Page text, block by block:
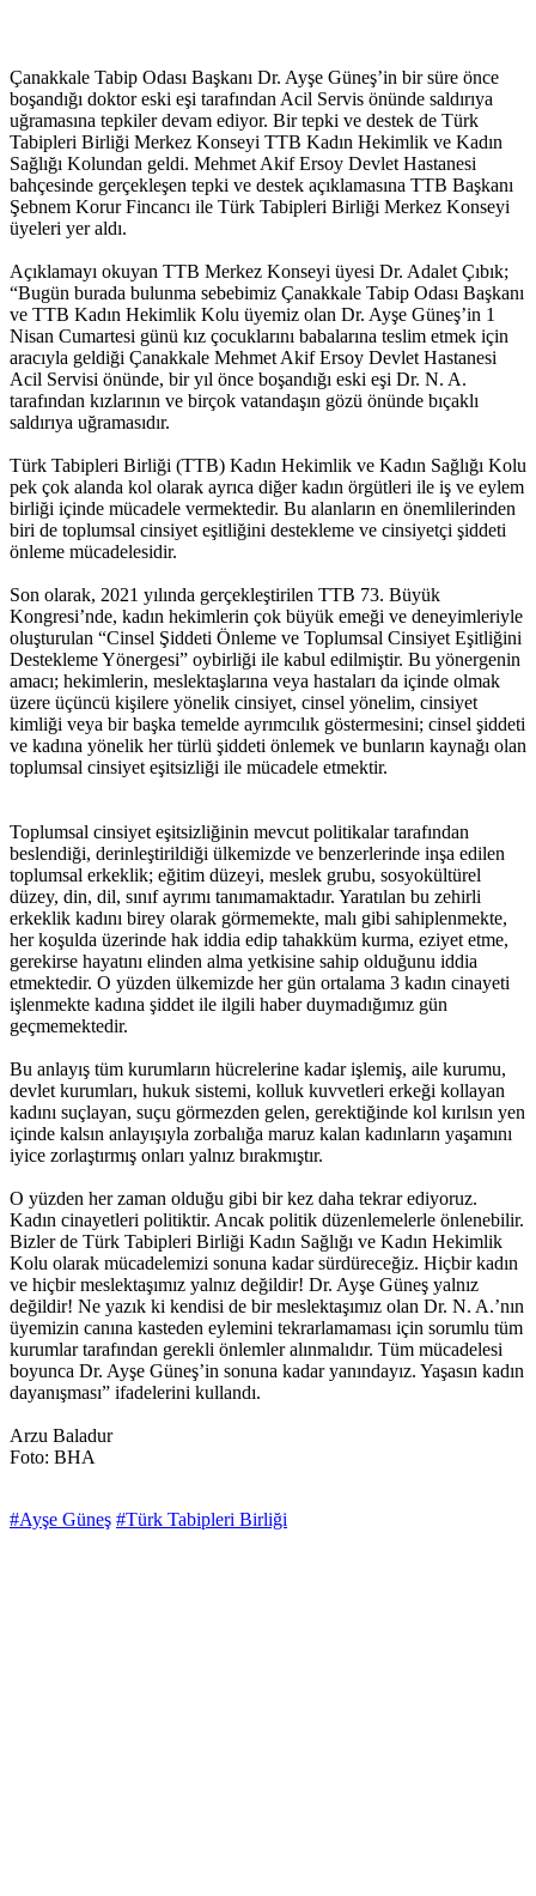
Çanakkale Tabip Odası Başkanı Dr. Ayşe Güneş’in bir süre önce
boşandığı doktor eski eşi tarafından Acil Servis önünde saldırıya
uğramasına tepkiler devam ediyor. Bir tepki ve destek de Türk
Tabipleri Birliği Merkez Konseyi TTB Kadın Hekimlik ve Kadın
Sağlığı Kolundan geldi. Mehmet Akif Ersoy Devlet Hastanesi
bahçesinde gerçekleşen tepki ve destek açıklamasına TTB Başkanı
Şebnem Korur Fincancı ile Türk Tabipleri Birliği Merkez Konseyi
üyeleri yer aldı.
Açıklamayı okuyan TTB Merkez Konseyi üyesi Dr. Adalet Çıbık;
“Bugün burada bulunma sebebimiz Çanakkale Tabip Odası Başkanı
ve TTB Kadın Hekimlik Kolu üyemiz olan Dr. Ayşe Güneş’in 1
Nisan Cumartesi günü kız çocuklarını babalarına teslim etmek için
aracıyla geldiği Çanakkale Mehmet Akif Ersoy Devlet Hastanesi
Acil Servisi önünde, bir yıl önce boşandığı eski eşi Dr. N. A.
tarafından kızlarının ve birçok vatandaşın gözü önünde bıçaklı
saldırıya uğramasıdır.
Türk Tabipleri Birliği (TTB) Kadın Hekimlik ve Kadın Sağlığı Kolu
pek çok alanda kol olarak ayrıca diğer kadın örgütleri ile iş ve eylem
birliği içinde mücadele vermektedir. Bu alanların en önemlilerinden
biri de toplumsal cinsiyet eşitliğini destekleme ve cinsiyetçi şiddeti
önleme mücadelesidir.
Son olarak, 2021 yılında gerçekleştirilen TTB 73. Büyük
Kongresi’nde, kadın hekimlerin çok büyük emeği ve deneyimleriyle
oluşturulan “Cinsel Şiddeti Önleme ve Toplumsal Cinsiyet Eşitliğini
Destekleme Yönergesi” oybirliği ile kabul edilmiştir. Bu yönergenin
amacı; hekimlerin, meslektaşlarına veya hastaları da içinde olmak
üzere üçüncü kişilere yönelik cinsiyet, cinsel yönelim, cinsiyet
kimliği veya bir başka temelde ayrımcılık göstermesini; cinsel şiddeti
ve kadına yönelik her türlü şiddeti önlemek ve bunların kaynağı olan
toplumsal cinsiyet eşitsizliği ile mücadele etmektir.
Toplumsal cinsiyet eşitsizliğinin mevcut politikalar tarafından
beslendiği, derinleştirildiği ülkemizde ve benzerlerinde inşa edilen
toplumsal erkeklik; eğitim düzeyi, meslek grubu, sosyokültürel
düzey, din, dil, sınıf ayrımı tanımamaktadır. Yaratılan bu zehirli
erkeklik kadını birey olarak görmemekte, malı gibi sahiplenmekte,
her koşulda üzerinde hak iddia edip tahakküm kurma, eziyet etme,
gerekirse hayatını elinden alma yetkisine sahip olduğunu iddia
etmektedir. O yüzden ülkemizde her gün ortalama 3 kadın cinayeti
işlenmekte kadına şiddet ile ilgili haber duymadığımız gün
geçmemektedir.
Bu anlayış tüm kurumların hücrelerine kadar işlemiş, aile kurumu,
devlet kurumları, hukuk sistemi, kolluk kuvvetleri erkeği kollayan
kadını suçlayan, suçu görmezden gelen, gerektiğinde kol kırılsın yen
içinde kalsın anlayışıyla zorbalığa maruz kalan kadınların yaşamını
iyice zorlaştırmış onları yalnız bırakmıştır.
O yüzden her zaman olduğu gibi bir kez daha tekrar ediyoruz.
Kadın cinayetleri politiktir. Ancak politik düzenlemelerle önlenebilir.
Bizler de Türk Tabipleri Birliği Kadın Sağlığı ve Kadın Hekimlik
Kolu olarak mücadelemizi sonuna kadar sürdüreceğiz. Hiçbir kadın
ve hiçbir meslektaşımız yalnız değildir! Dr. Ayşe Güneş yalnız
değildir! Ne yazık ki kendisi de bir meslektaşımız olan Dr. N. A.’nın
üyemizin canına kasteden eylemini tekrarlamaması için sorumlu tüm
kurumlar tarafından gerekli önlemler alınmalıdır. Tüm mücadelesi
boyunca Dr. Ayşe Güneş’in sonuna kadar yanındayız. Yaşasın kadın
dayanışması” ifadelerini kullandı.
Arzu Baladur
Foto: BHA
#Ayşe Güneş #Türk Tabipleri Birliği